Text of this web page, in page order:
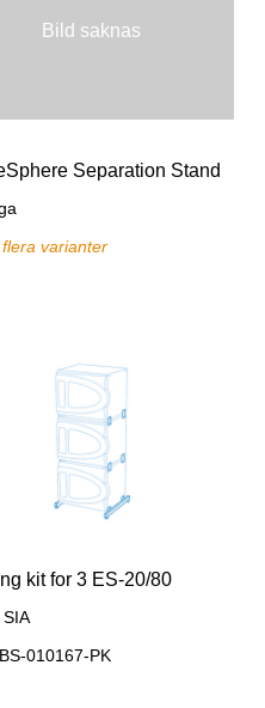
Bild saknas
Separation Stand
varianter
kit for 3 ES-20/80
SIA
010167-PK